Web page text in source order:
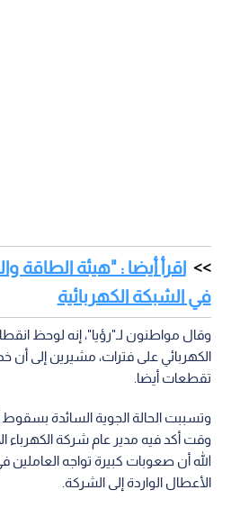
في الشبكة الكهربائية
وقال مواطنون لـ"رؤيا"، إنه لوحظ
الكهربائي على فترات، مشيرين إلى أن
تقطعات أيضا.
وتسببت الحالة الجوية السائدة بسقوط
وقت أكد فيه مدير عام شركة الكهرباء
الله أن صعوبات كبيرة تواجه العاملين
الأعطال الواردة إلى الشركة.